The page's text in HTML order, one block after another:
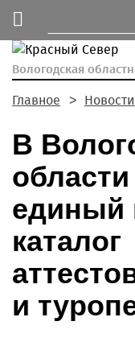
Вологодская
Главное Новости
В
единый
каталог
и